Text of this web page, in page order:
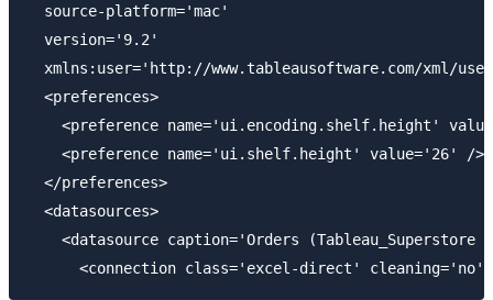
  source-platform='mac'
  version='9.2'
xmlns:user='http://www.tableausoftware.com/xml/
  <preferences>
<preference name='ui.encoding.shelf.height'
    <preference name='ui.shelf.height' value='26' />
  </preferences>
  <datasources>
<datasource caption='Orders (Tableau_Superstore